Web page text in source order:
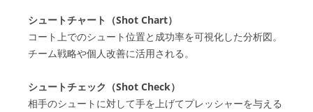
シュートチャート（Shot Chart）
コート上でのシュート位置と成功率を可視化した分析図。
チーム戦略や個人改善に活用される。
シュートチェック（Shot Check）
相手のシュートに対して手を上げてプレッシャーを与える